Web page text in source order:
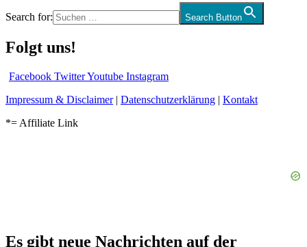
Search for: Search Button
Folgt uns!
Facebook TwitterYoutube Instagram
Impressum & Disclaimer| Datenschutzerklärung | Kontakt
*= Affiliate Link
Es gibt neue Nachrichten auf der